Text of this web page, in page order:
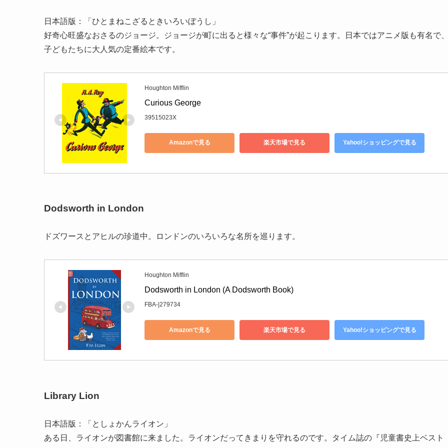
日本語版：「ひとまねこざるときいろいぼうし」
好奇心旺盛なおさるのジョージ。ジョージが町に出ると様々な“事件”が起こります。日本ではアニメ版も有名で
子どもたちに大人気の定番絵本です。
Houghton Mifflin
Curious George
39515023X
Amazonで見る 楽天市場で見る Yahoo!ショッピングで見る
Dodsworth in London
ドズワースとアヒルの珍道中。ロンドンのいろいろな名所を巡ります。
Houghton Mifflin
Dodsworth in London (A Dodsworth Book)
FBA-|279734
Amazonで見る 楽天市場で見る Yahoo!ショッピングで見る
Library Lion
日本語版：「としょかんライオン」
ある日、ライオンが図書館に来ました。ライオンだってきまりを守れるのです。タイム誌の『児童書史上ベスト